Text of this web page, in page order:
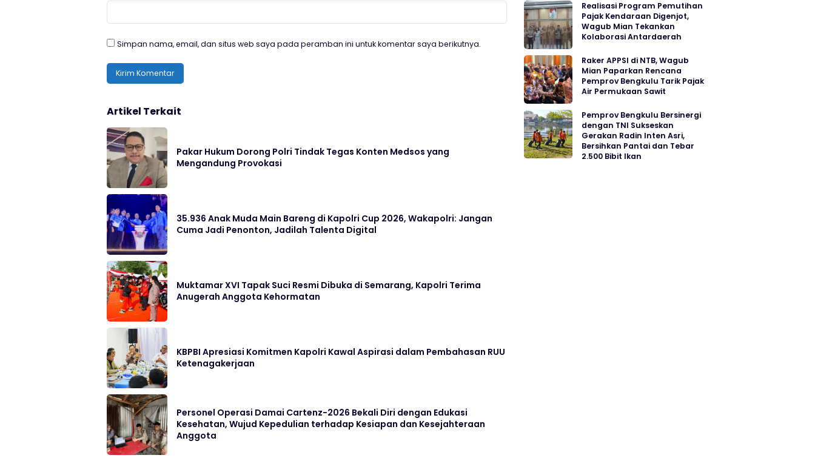
Simpan nama, email, dan situs web saya pada peramban ini untuk komentar saya berikutnya.
Artikel Terkait
Pakar Hukum Dorong Polri Tindak Tegas Konten Medsos yang
Mengandung Provokasi
35.936 Anak Muda Main Bareng di Kapolri Cup 2026, Wakapolri: Jangan
Cuma Jadi Penonton, Jadilah Talenta Digital
Muktamar XVI Tapak Suci Resmi Dibuka di Semarang, Kapolri Terima
Anugerah Anggota Kehormatan
KBPBI Apresiasi Komitmen Kapolri Kawal Aspirasi dalam Pembahasan RUU
Ketenagakerjaan
Personel Operasi Damai Cartenz-2026 Bekali Diri dengan Edukasi
Kesehatan, Wujud Kepedulian terhadap Kesiapan dan Kesejahteraan
Anggota
Realisasi Program Pemutihan
Pajak Kendaraan Digenjot,
Wagub Mian Tekankan
Kolaborasi Antardaerah
Raker APPSI di NTB, Wagub
Mian Paparkan Rencana
Pemprov Bengkulu Tarik Pajak
Air Permukaan Sawit
Pemprov Bengkulu Bersinergi
dengan TNI Sukseskan
Gerakan Radin Inten Asri,
Bersihkan Pantai dan Tebar
2.500 Bibit Ikan